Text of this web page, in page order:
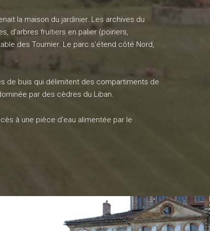
la maison du jardinier. Les archives du
d'arbres fruitiers en palier (poiriers,
des Tournier. Le parc s'étend côté Nord,
de buis qui délimitent des compartiments de
par des cèdres du Liban.
à une pièce d'eau alimentée par le